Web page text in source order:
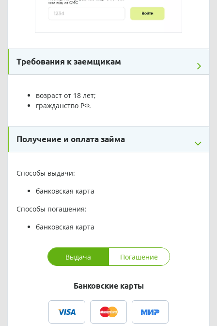
Требования к заемщикам
возраст от 18 лет;
гражданство РФ.
Получение и оплата займа
Способы выдачи:
банковская карта
Способы погашения:
банковская карта
Выдача Погашение
Банковские карты